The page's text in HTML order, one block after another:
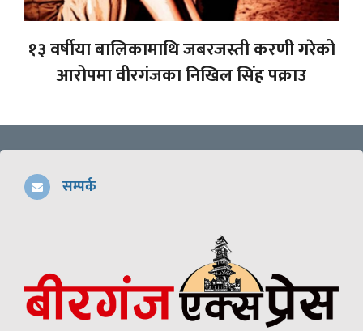
१३ वर्षीया बालिकामाथि जबरजस्ती करणी गरेको
आरोपमा वीरगंजका निखिल सिंह पक्राउ
सम्पर्क